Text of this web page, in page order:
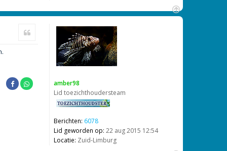
O
amber98
Lid toezichthoudersteam
Berichten: 6078
Lid geworden op: 22 aug 2015 12:54
Locatie: Zuid-Limburg